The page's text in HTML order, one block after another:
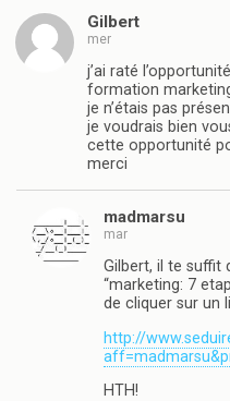
Gilbert
mer
j’ai raté
formation
je n’étais pas
je voudrais bien
cette opportunité
merci
madmarsu
mar
Gilbert, il te suffit
“marketing: 7
de cliquer sur un
http://
HTH!